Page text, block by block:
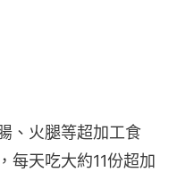
、火腿等超加工食
，每天吃大約11份超加